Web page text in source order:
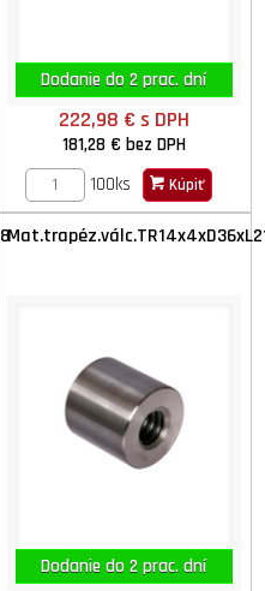
Dodanie do 2 prac. dní
222,98 € s DPH
181,28 € bez DPH
100ks
Kúpiť
Dodanie do 2 prac. dní